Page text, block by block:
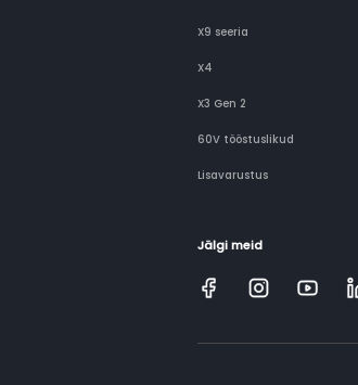
X9 seeria
X4
X3 Gen 2
60V tööstuslikud
Lisavarustus
Jälgi meid